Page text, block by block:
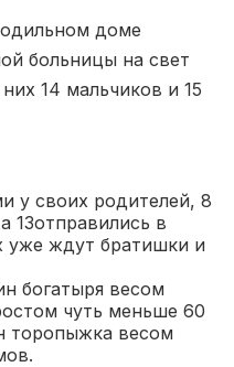
доме
больницы на свет
14 мальчиков и 15
у своих родителей, 8
в
уже ждут братишки и
богатыря весом
чуть меньше 60
торопыжка весом